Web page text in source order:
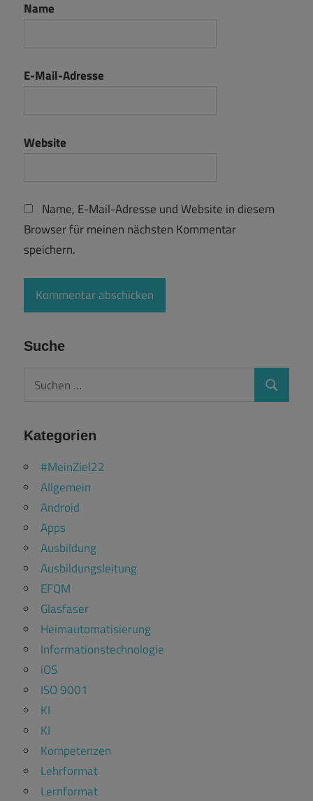
Name
E-Mail-Adresse
Website
Name, E-Mail-Adresse und Website in diesem
Browser für meinen nächsten Kommentar
speichern.
Suche
Suchen
Suchen
Kategorien
#MeinZiel22
Allgemein
Android
Apps
Ausbildung
Ausbildungsleitung
EFQM
Glasfaser
Heimautomatisierung
Informationstechnologie
iOS
ISO 9001
KI
KI
Kompetenzen
Lehrformat
Lernformat